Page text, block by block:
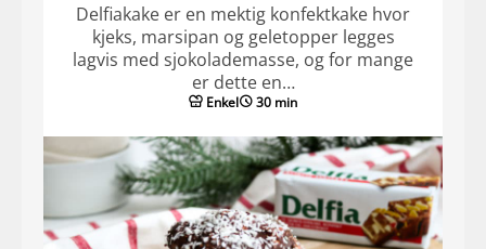
Delfiakake er en mektig konfektkake hvor
kjeks, marsipan og geletopper legges
lagvis med sjokolademasse, og for mange
er dette en…
Enkel 30 min